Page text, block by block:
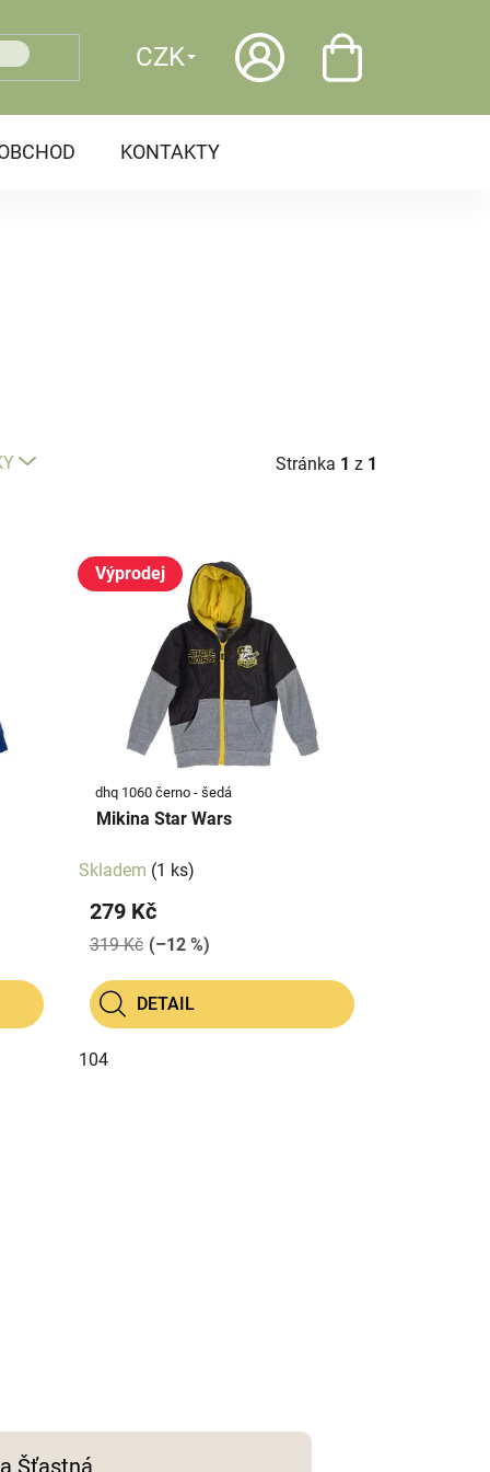
CZK
KONTAKTY
Stránka 1 z 1
Výprodej
dhq 1060 černo - šedá
Mikina Star Wars
Skladem (1 ks)
279 Kč
319 Kč (–12 %)
DETAIL
104
Šťastná